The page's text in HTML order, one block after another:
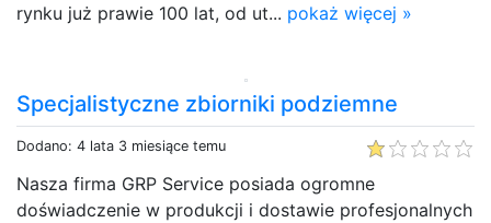
rynku już prawie 100 lat, od ut... pokaż więcej »
Specjalistyczne zbiorniki podziemne
Dodano: 4 lata 3 miesiące temu
Nasza firma GRP Service posiada ogromne
doświadczenie w produkcji i dostawie profesjonalnych